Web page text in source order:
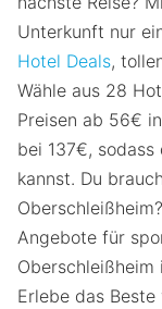
Unterkunft nur
Hotel Deals,
Wähle aus 28
Preisen ab 56€
bei 137€,
kannst. Du
Angebote für
Erlebe das